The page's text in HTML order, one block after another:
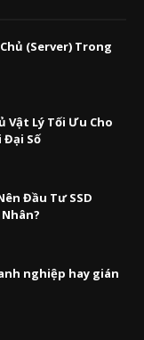
(Server) Trong
Vật Lý Tối Ưu Cho
Số
Đầu Tư SSD
nghiệp hay gián